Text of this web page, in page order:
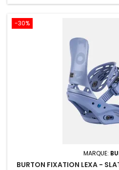
-30%
MARQUE:
BURTON FIXATION LEXA -